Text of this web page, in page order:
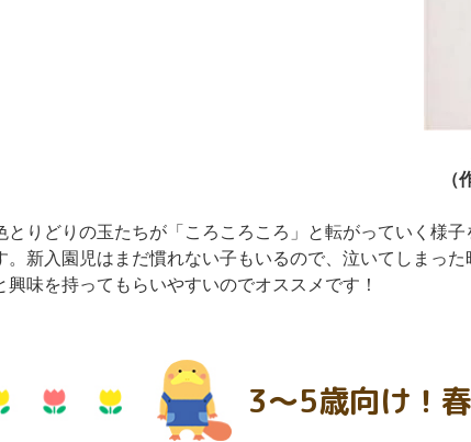
（
とりどりの玉たちが「ころころころ」と転がっていく様
。新入園児はまだ慣れない子もいるので、泣いてしまっ
興味を持ってもらいやすいのでオススメです！
3〜5歳向け！